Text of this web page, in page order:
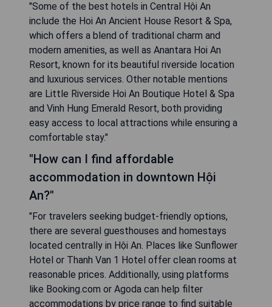
"Some of the best hotels in Central Hội An
include the Hoi An Ancient House Resort & Spa,
which offers a blend of traditional charm and
modern amenities, as well as Anantara Hoi An
Resort, known for its beautiful riverside location
and luxurious services. Other notable mentions
are Little Riverside Hoi An Boutique Hotel & Spa
and Vinh Hung Emerald Resort, both providing
easy access to local attractions while ensuring a
comfortable stay."
"How can I find affordable
accommodation in downtown Hội
An?"
"For travelers seeking budget-friendly options,
there are several guesthouses and homestays
located centrally in Hội An. Places like Sunflower
Hotel or Thanh Van 1 Hotel offer clean rooms at
reasonable prices. Additionally, using platforms
like Booking.com or Agoda can help filter
accommodations by price range to find suitable